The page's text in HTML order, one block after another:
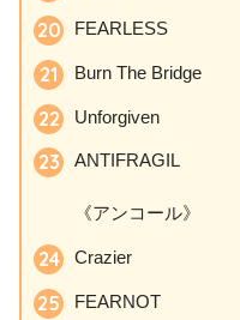
FEARLESS
Burn The Bridge
Unforgiven
ANTIFRAGIL
《アンコール》
Crazier
FEARNOT